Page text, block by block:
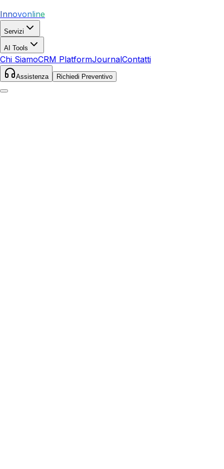
Innovonline
Servizi
AI Tools
Chi SiamoCRM PlatformJournalContatti
Assistenza Richiedi Preventivo